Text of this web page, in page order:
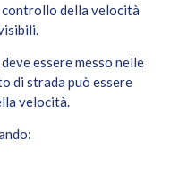
controllo della velocità
essere messo nelle
di strada può essere
velocità.